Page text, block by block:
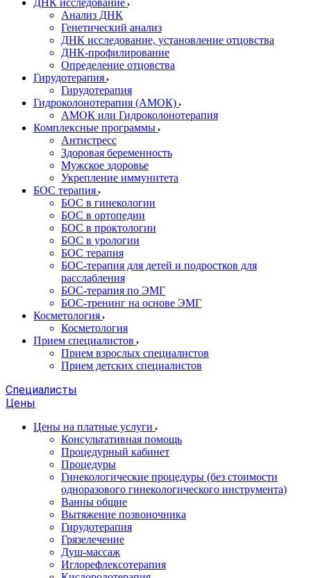
ДНК исследование
Анализ ДНК
Генетический анализ
ДНК исследование, установление отцовства
ДНК-профилирование
Определение отцовства
Гирудотерапия
Гирудотерапия
Гидроколонотерапия (АМОК)
АМОК или Гидроколонотерапия
Комплексные программы
Антистресс
Здоровая беременность
Мужское здоровье
Укрепление иммунитета
БОС терапия
БОС в гинекологии
БОС в ортопедии
БОС в проктологии
БОС в урологии
БОС терапия
БОС-терапия для детей и подростков для
расслабления
БОС-терапия по ЭМГ
БОС-тренинг на основе ЭМГ
Косметология
Косметология
Прием специалистов
Прием взрослых специалистов
Прием детских специалистов
Специалисты
Цены
Цены на платные услуги
Консультативная помощь
Процедурный кабинет
Процедуры
Гинекологические процедуры (без стоимости
одноразового гинекологического инструмента)
Ванны общие
Вытяжение позвоночника
Гирудотерапия
Грязелечение
Душ-массаж
Иглорефлексотерапия